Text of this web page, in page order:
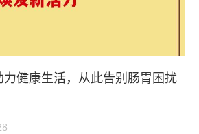
健康生活，从此告别肠胃困扰